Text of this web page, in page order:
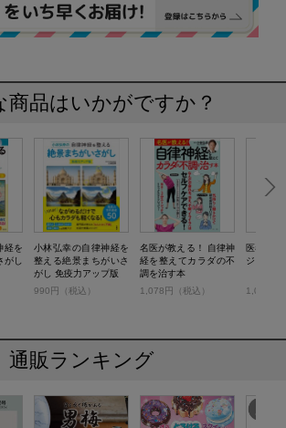
商品はいかがですか？
経を
がし
小林弘幸の自律神経を
整える絶景まちがいさ
がし 免疫力アップ版
990円（税込）
名医が教える！ 自律神
経を整えてカラダの不
調を治す本
1,078円（税込）
医者が考
ジュース
1,078円
通販ランキング